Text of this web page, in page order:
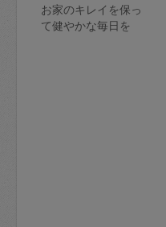
お家のキレイを保っ
て健やかな毎日を